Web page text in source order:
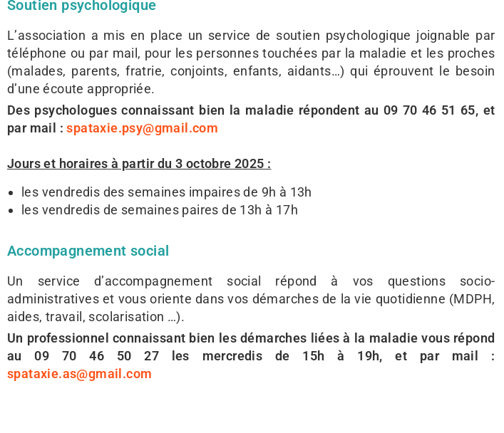
Soutien psychologique
L’association a mis en place un service de soutien psychologique joignable par
téléphone ou par mail, pour les personnes touchées par la maladie et les proches
(malades, parents, fratrie, conjoints, enfants, aidants…) qui éprouvent le besoin
d’une écoute appropriée.
Des psychologues connaissant bien la maladie répondent au 09 70 46 51 65, et
par mail :spataxie.psy@gmail.com
Jours et horaires à partir du 3 octobre 2025 :
les vendredis des semaines impaires de 9h à 13h
les vendredis de semaines paires de 13h à 17h
Accompagnement social
Un service d’accompagnement social répond à vos questions socio-
administratives et vous oriente dans vos démarches de la vie quotidienne (MDPH,
aides, travail, scolarisation …).
Un professionnel connaissant bien les démarches liées à la maladie vous répond
au 09 70 46 50 27 les mercredis de 15h à 19h, et par mail :
spataxie.as@gmail.com